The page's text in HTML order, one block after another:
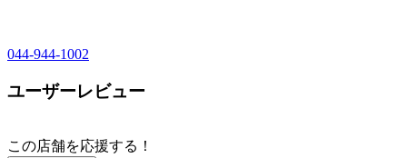
044-944-1002
ユーザーレビュー
この店舗を応援する！